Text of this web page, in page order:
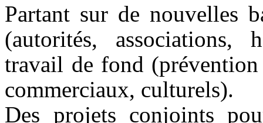
Partant sur de nouvelles
(autorités, associations,
travail de fond
commerciaux, culturels).
Des projets conjoints